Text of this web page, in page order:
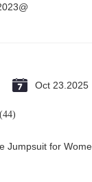
Oct 23.2025
Jumpsuit for